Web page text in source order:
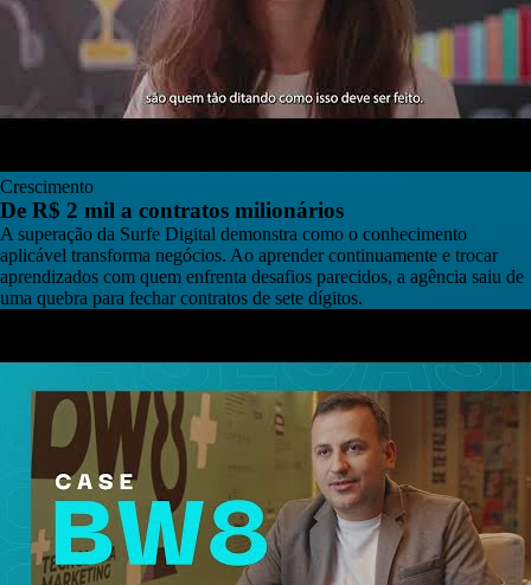
Crescimento
De R$ 2 mil a contratos milionários
A superação da Surfe Digital demonstra como o conhecimento
aplicável transforma negócios. Ao aprender continuamente e trocar
aprendizados com quem enfrenta desafios parecidos, a agência saiu de
uma quebra para fechar contratos de sete dígitos.